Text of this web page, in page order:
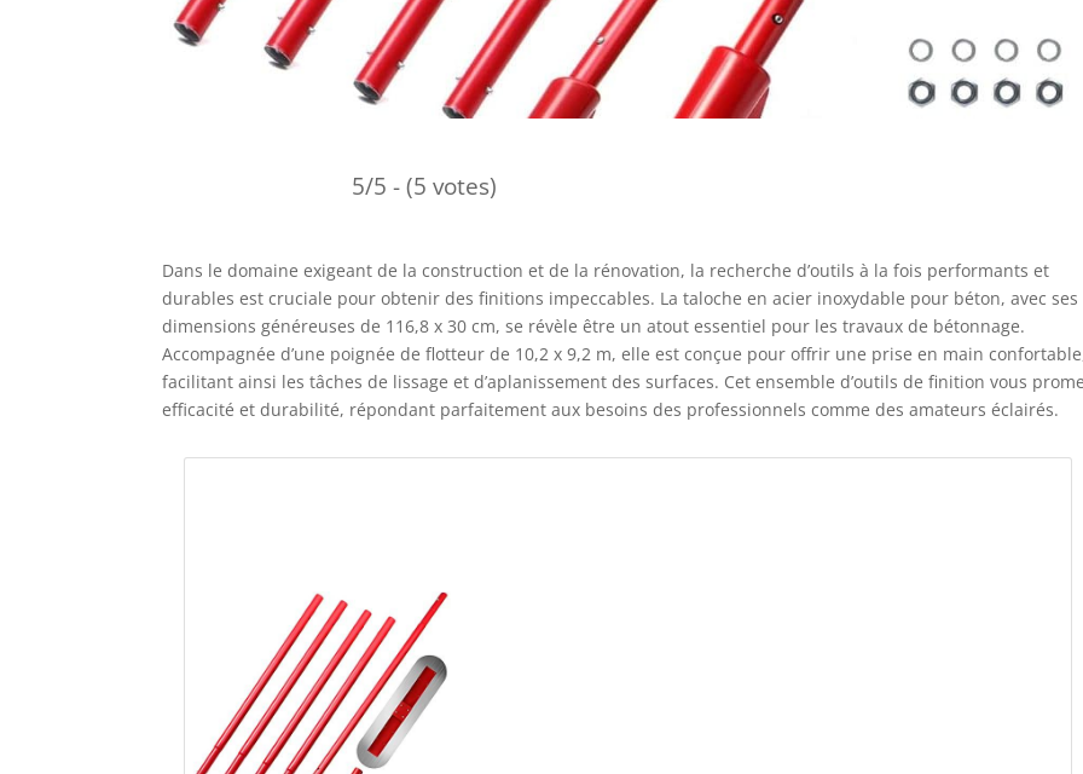
5/5 - (5 votes)
Dans le domaine exigeant de la construction et de la rénovation, la recherche d’outils à la fois performants et
durables est cruciale pour obtenir des finitions impeccables. La taloche en acier inoxydable pour béton, avec ses
dimensions généreuses de 116,8 x 30 cm, se révèle être un atout essentiel pour les travaux de bétonnage.
Accompagnée d’une poignée de flotteur de 10,2 x 9,2 m, elle est conçue pour offrir une prise en main
facilitant ainsi les tâches de lissage et d’aplanissement des surfaces. Cet ensemble d’outils de finition vous
efficacité et durabilité, répondant parfaitement aux besoins des professionnels comme des amateurs éclairés.